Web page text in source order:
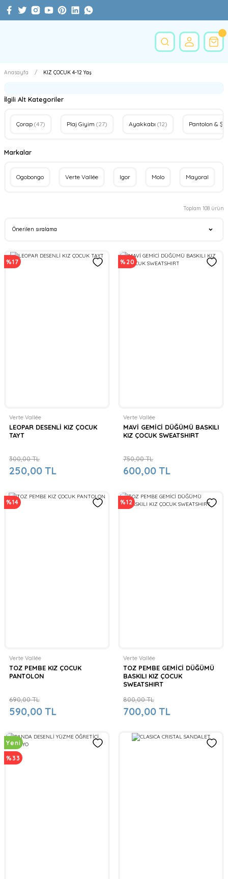
Anasayfa KIZ ÇOCUK 4-12 Yaş
İlgili Alt Kategoriler
Çorap (47) Plaj Giyim (27) Ayakkabı (12) Pantolon &
Markalar
Ogobongo Verte Vallée Igor Molo Mayoral
Toplam 108 ürün
%17
Verte Vallée
LEOPAR DESENLİ KIZ ÇOCUK
TAYT
250,00 TL
300,00 TL
%20
Verte Vallée
MAVİ GEMİCİ DÜĞÜMÜ BASKILI
KIZ ÇOCUK SWEATSHIRT
600,00 TL
750,00 TL
%14
Verte Vallée
TOZ PEMBE KIZ ÇOCUK
PANTOLON
590,00 TL
690,00 TL
%12
Verte Vallée
TOZ PEMBE GEMİCİ DÜĞÜMÜ
BASKILI KIZ ÇOCUK
SWEATSHIRT
700,00 TL
800,00 TL
Yeni
%33